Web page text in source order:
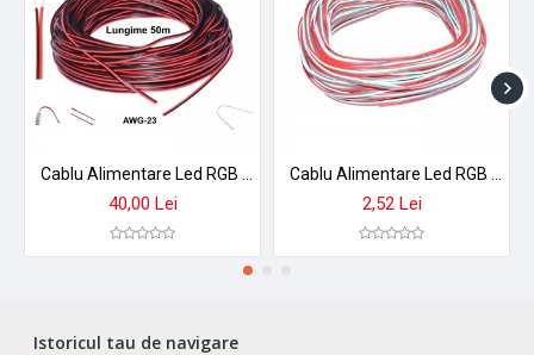
40,00 Lei 2,52 Lei
Istoricul tau de navigare